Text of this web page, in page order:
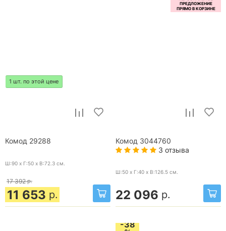
1 шт. по этой цене
Комод 29288
Ш:90 x Г:50 x В:72.3 см.
17 392 р.
11 653 р.
Комод 3044760
3 отзыва
Ш:50 x Г:40 x В:126.5 см.
22 096 р.
-38